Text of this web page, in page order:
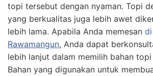
topi tersebut dengan nyaman. Topi
yang berkualitas juga lebih awet
lebih lama. Apabila Anda memesan
Rawamangun, Anda dapat
lebih lanjut dalam memilih bahan
Bahan yang digunakan untuk